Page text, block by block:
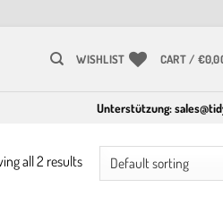
WISHLIST CART / €
Unterstützung:
all 2 results